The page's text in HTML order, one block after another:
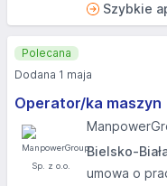
Szybkie
Operator/ka maszyn
Bielsko-
umowa o
Polecana
Dodana 1 maja